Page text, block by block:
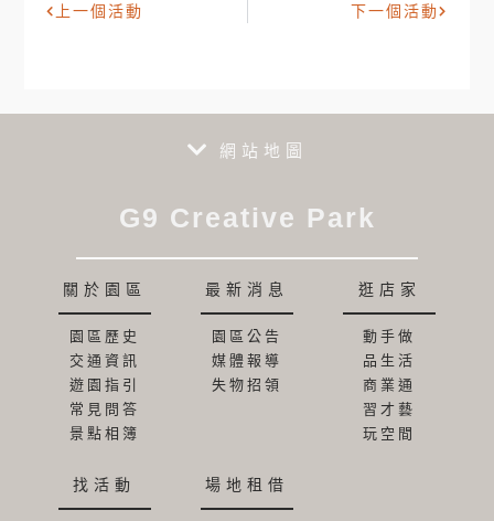
上一個活動 下一個活動
網站地圖
G9 Creative Park
關於園區
園區歷史
交通資訊
遊園指引
常見問答
景點相簿
最新消息
園區公告
媒體報導
失物招領
逛店家
動手做
品生活
商業通
習才藝
玩空間
找活動 場地租借